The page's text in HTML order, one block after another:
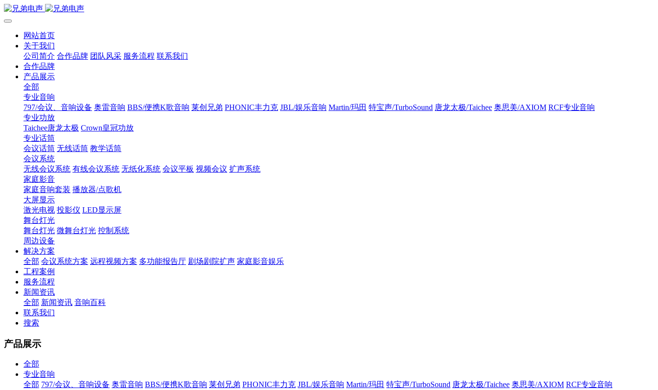
网站首页
关于我们
公司简介 合作品牌 团队风采 服务流程 联系我们
合作品牌
产品展示
全部
专业音响
797/会议、音响设备 奥雷音响 BBS/便携K歌音响 莱创兄弟 PHONIC丰力克 JBL/娱乐音响 Martin/玛田 特宝声/TurboSound 唐龙太极/Taichee 奥思美/AXIOM RCF专业音响
专业功放
Taichee唐龙太极 Crown皇冠功放
专业话筒
会议话筒 无线话筒 教学话筒
会议系统
无线会议系统 有线会议系统 无纸化系统 会议平板 视频会议 扩声系统
家庭影音
家庭音响套装 播放器/点歌机
大屏显示
激光电视 投影仪 LED显示屏
舞台灯光
舞台灯光 微舞台灯光 控制系统
周边设备
解决方案
全部 会议系统方案 远程视频方案 多功能报告厅 剧场剧院扩声 家庭影音娱乐
工程案例
服务流程
新闻资讯
全部 新闻资讯 音响百科
联系我们
搜索
产品展示
全部
专业音响
全部 797/会议、音响设备 奥雷音响 BBS/便携K歌音响 莱创兄弟 PHONIC丰力克 JBL/娱乐音响 Martin/玛田 特宝声/TurboSound 唐龙太极/Taichee 奥思美/AXIOM RCF专业音响